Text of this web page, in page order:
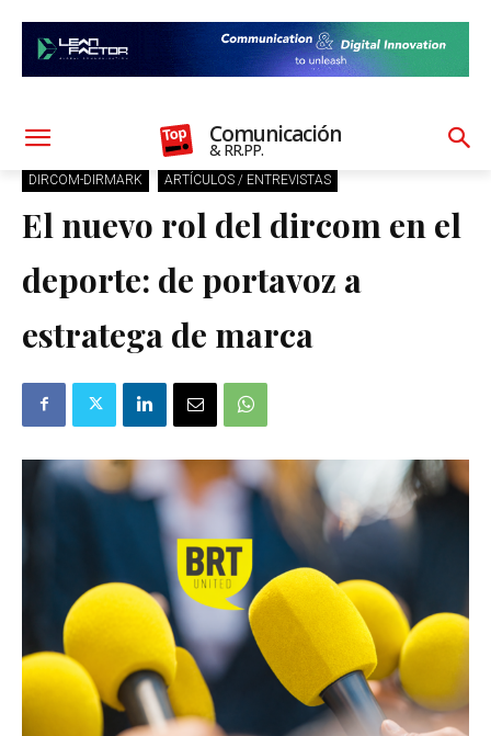
Comunicación
& RR.PP.
DIRCOM-DIRMARK ARTÍCULOS / ENTREVISTAS
El nuevo rol del dircom en el
deporte: de portavoz a
estratega de marca